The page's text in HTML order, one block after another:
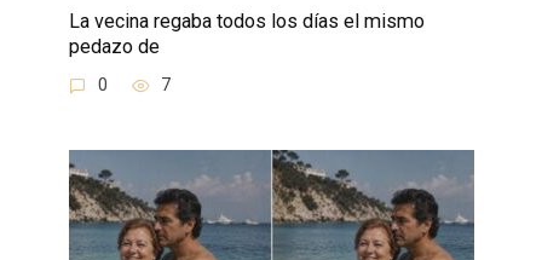
La vecina regaba todos los días el mismo
pedazo de
0 7